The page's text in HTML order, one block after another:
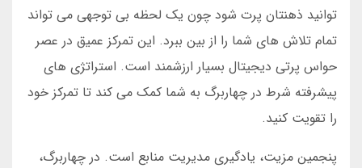
توانید ذهنتان پرت شود چون یک لحظه بی توجهی می تواند
تمام تلاش های شما را از بین ببرد. این تمرکز عمیق در عصر
حواس پرتی دیجیتال بسیار ارزشمند است. استراتژی های
پیشرفته شرط در چهاربرگ به شما کمک می کند تا تمرکز خود
را تقویت کنید.
پنجمین مزیت، یادگیری مدیریت منابع است. در چهاربرگ،